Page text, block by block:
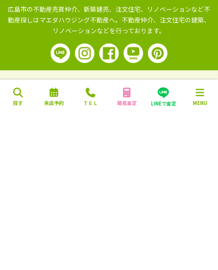
探す 来店予約 ＴＥＬ 簡易査定 LINEで査定 MENU
広島市の不動産売買仲介、新築建売、注文住宅、リノベーションなど不
動産探しはマエダハウジング不動産へ。 不動産仲介、注文住宅の建築、
リノベーションなどを行っております。